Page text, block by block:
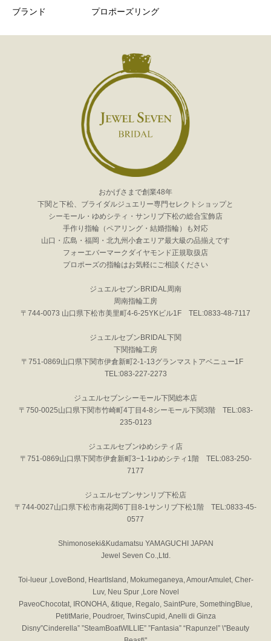
ブランド
プロポーズリング
おかげさまで創業48年
下関と下松、ブライダルジュエリー専門セレクトショップと
シーモール・ゆめシティ・サンリブ下松の総合宝飾店
手作り指輪（ペアリング・結婚指輪）も対応
山口・広島・福岡・北九州小倉エリア最大級の品揃えです
フォーエバーマークダイヤモンド正規取扱店
プロポーズの指輪はお気軽にご相談ください
ジュエルセブンBRIDAL周南
周南指輪工房
〒744-0073 山口県下松市美里町4-6-25YKビル1F TEL:0833-48-7117
ジュエルセブンBRIDAL下関
下関指輪工房
〒751-0869山口県下関市伊倉新町2-1-13グランマストアベニュー1F
TEL:083-227-2273
ジュエルセブンシーモール下関総本店
〒750-0025山口県下関市竹崎町4丁目4-8シーモール下関3階 TEL:083-
235-0123
ジュエルセブンゆめシティ店
〒751-0869山口県下関市伊倉新町3−1-1ゆめシティ1階 TEL:083-250-
7177
ジュエルセブンサンリブ下松店
〒744-0027山口県下松市南花岡6丁目8-1サンリブ下松1階 TEL:0833-45-
0577
Shimonoseki&Kudamatsu YAMAGUCHI JAPAN
Jewel Seven Co.,Ltd.
Toi-lueur ,LoveBond, HeartIsland, Mokumeganeya, AmourAmulet, Cher-
Luv, Neu Spur ,Lore Novel
PaveoChocotat, IRONOHA, &tique, Regalo, SaintPure, SomethingBlue,
PetitMarie, Poudroer, TwinsCupid, Anelli di Ginza
Disny”Cinderella” ”SteamBoatWILLIE” ”Fantasia” “Rapunzel” \"Beauty